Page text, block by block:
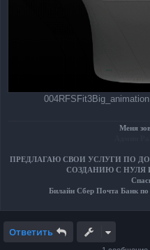
Меня
ПРЕДЛАГАЮ СВОИ УСЛУГИ ПО
СОЗДАНИЮ С НУЛЯ
Билайн Сбер Почта Банк по
Ответить